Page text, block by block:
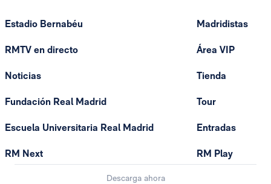
Estadio Bernabéu
RMTV en directo
Noticias
Fundación Real Madrid
Escuela Universitaria Real Madrid
RM Next
Madridistas
Área VIP
Tienda
Tour
Entradas
RM Play
Descarga ahora